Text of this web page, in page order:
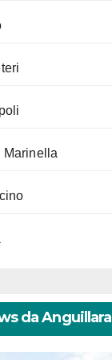
Marinella
da Anguillara